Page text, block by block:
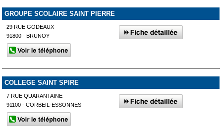
GROUPE SCOLAIRE SAINT PIERRE
29 RUE GODEAUX
91800 - BRUNOY
COLLEGE SAINT SPIRE
7 RUE QUARANTAINE
91100 - CORBEIL-ESSONNES